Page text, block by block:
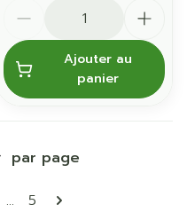
Ajouter au
panier
actuellement la page
... Page
5
par page